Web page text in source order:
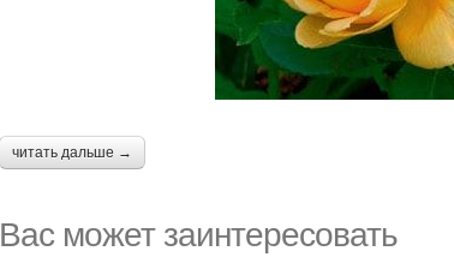
читать дальше →
Вас может заинтересовать